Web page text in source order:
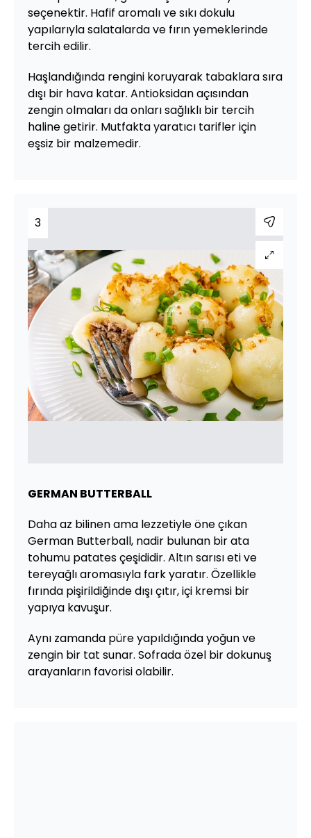
seçenektir. Hafif aromalı ve sıkı dokulu
yapılarıyla salatalarda ve fırın yemeklerinde
tercih edilir.
Haşlandığında rengini koruyarak tabaklara sıra
dışı bir hava katar. Antioksidan açısından
zengin olmaları da onları sağlıklı bir tercih
haline getirir. Mutfakta yaratıcı tarifler için
eşsiz bir malzemedir.
3
GERMAN BUTTERBALL
Daha az bilinen ama lezzetiyle öne çıkan
German Butterball, nadir bulunan bir ata
tohumu patates çeşididir. Altın sarısı eti ve
tereyağlı aromasıyla fark yaratır. Özellikle
fırında pişirildiğinde dışı çıtır, içi kremsi bir
yapıya kavuşur.
Aynı zamanda püre yapıldığında yoğun ve
zengin bir tat sunar. Sofrada özel bir dokunuş
arayanların favorisi olabilir.